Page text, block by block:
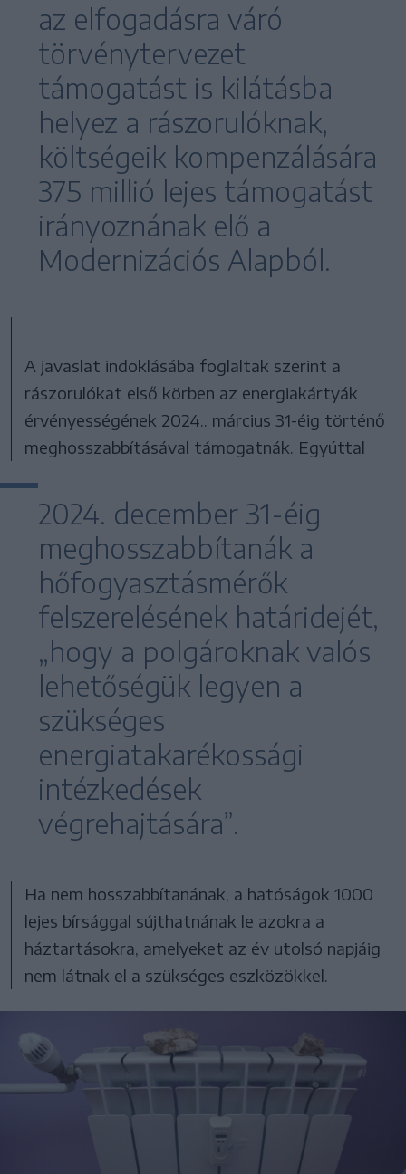
az elfogadásra váró
törvénytervezet
támogatást is kilátásba
helyez a rászorulóknak,
költségeik kompenzálására
375 millió lejes támogatást
irányoznának elő a
Modernizációs Alapból.
A javaslat indoklásába foglaltak szerint a
rászorulókat első körben az energiakártyák
érvényességének 2024.. március 31-éig történő
meghosszabbításával támogatnák. Egyúttal
2024. december 31-éig
meghosszabbítanák a
hőfogyasztásmérők
felszerelésének határidejét,
„hogy a polgároknak valós
lehetőségük legyen a
szükséges
energiatakarékossági
intézkedések
végrehajtására”.
Ha nem hosszabbítanának, a hatóságok 1000
lejes bírsággal sújthatnának le azokra a
háztartásokra, amelyeket az év utolsó napjáig
nem látnak el a szükséges eszközökkel.